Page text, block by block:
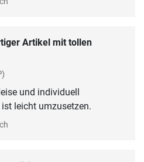
Artikel mit tollen
und individuell
leicht umzusetzen.